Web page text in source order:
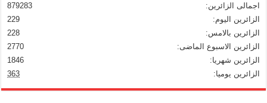
879283
اجمالى الزائرين:
229
الزائرين اليوم:
228
الزائرين بالامس:
2770
الزائرين الاسبوع الماضى:
1846
الزائرين شهريا:
363
الزائرين يوميا: